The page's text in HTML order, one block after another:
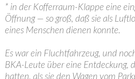
* in der Kofferraum-Klappe eine
Öffnung — so groß, daß sie als
eines Menschen dienen konnte.
Es war ein Fluchtfahrzeug, und
BKA-Leute über eine Entdeckung,
hatten, als sie den Wagen vom